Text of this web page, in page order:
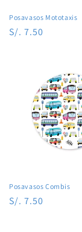
Posavasos Mototaxis
Precio
S/. 7.50
Posavasos Combis
Precio
S/. 7.50